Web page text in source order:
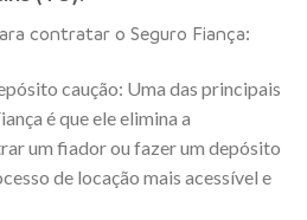
contratar o Seguro Fiança:
caução: Uma das principais
é que ele elimina a
um fiador ou fazer um depósito
de locação mais acessível e